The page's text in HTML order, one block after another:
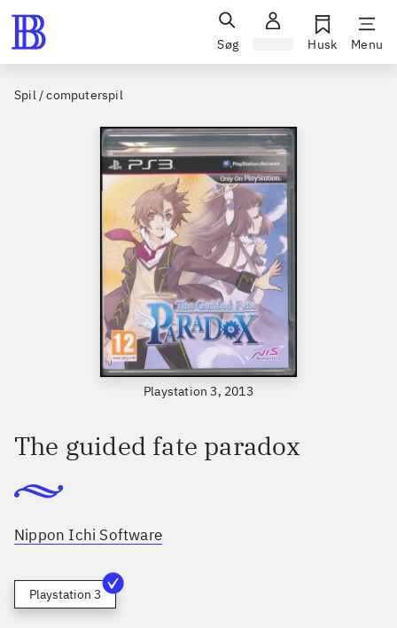
Søg Husk Menu
Spil / computerspil
Playstation 3, 2013
The guided fate paradox
Nippon Ichi Software
Playstation 3